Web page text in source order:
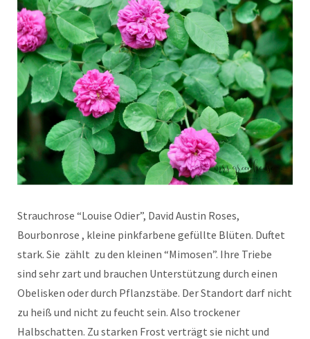
Strauchrose “Louise Odier”, David Austin Roses,
Bourbonrose , kleine pinkfarbene gefüllte Blüten. Duftet
stark. Sie zählt zu den kleinen “Mimosen”. Ihre Triebe
sind sehr zart und brauchen Unterstützung durch einen
Obelisken oder durch Pflanzstäbe. Der Standort darf nicht
zu heiß und nicht zu feucht sein. Also trockener
Halbschatten. Zu starken Frost verträgt sie nicht und